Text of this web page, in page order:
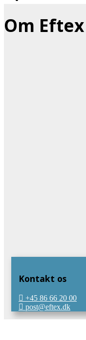
Om Eftex
Kontakt os
+45 86 66 20 00
post@eftex.dk